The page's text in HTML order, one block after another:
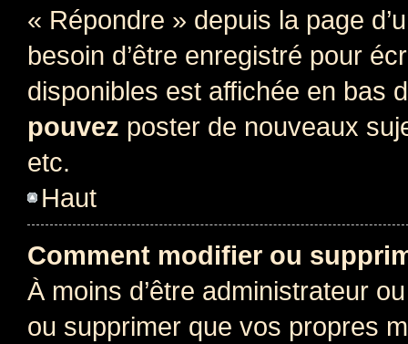
« Répondre » depuis la page
besoin d’être enregistré pour
disponibles est affichée en bas
pouvez poster de nouveaux
etc.
Haut
Comment modifier ou
À moins d’être administrateur
ou supprimer que vos propres